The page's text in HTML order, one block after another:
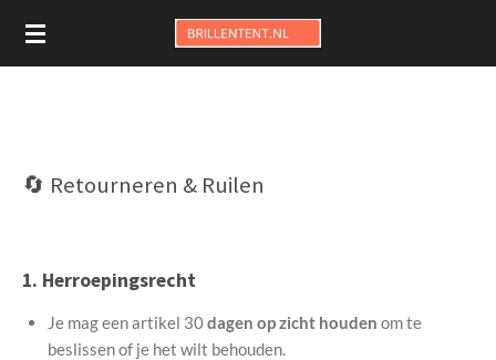
Ga
direct
🔄 Retourneren & Ruilen
1. Herroepingsrecht
Je mag een artikel 30dagen op zicht houden om te
beslissen of je het wilt behouden.